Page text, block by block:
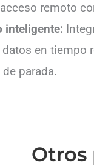
remoto
inteligente:
en tiempo
parada.
Otros